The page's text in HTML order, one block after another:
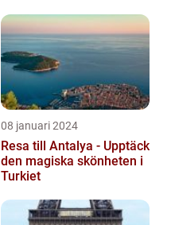
08 januari 2024
Resa till Antalya - Upptäck
den magiska skönheten i
Turkiet